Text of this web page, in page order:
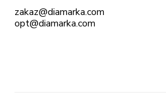
zakaz@diamarka.com
opt@diamarka.com